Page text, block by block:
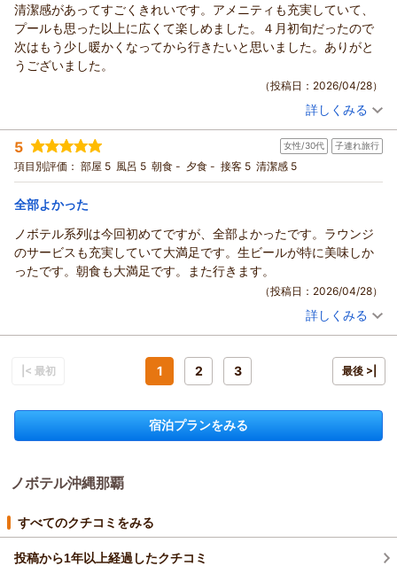
ました．部屋に戻ってシャワーを浴びた後，朝まで熟睡しまし
た．翌朝の朝食会場の「アヴァンセ」は子供連れの旅行者，若い
学生，海外の旅行客で大混雑です．非常に騒がしく落ち着いて食
べる雰囲気ではありません．料理の味も前回(2023年)に比べて落
ちたように感じました．ホテルを出て，首里城公園へ行きます．
事中)～東のアザナ～京の内～西のアザナを散策しました．首里城
公園を出て弁財天堂を見た後，真珠道の一部である金城町石畳道
を下ります．金城町の大アカギ～金城村屋～金城大樋川を散策し
ました．ホテルに戻って荷物を受け取り，予約していたレストラ
清潔感があってすごくきれいです。アメニティも充実していて、
プールも思った以上に広くて楽しめました。４月初旬だったので
次はもう少し暖かくなってから行きたいと思いました。ありがと
うございました。
（投稿日：2026/04/28）
投稿者： miruruさん(女性/30代)
宿泊プラン： 【じゃらんのお得な10日間】30日前限定最大15％OFF！最上
階ラウンジで過ごす大人旅☆朝食ブッフェ付！
ツイン
宿泊価格帯： 12,001～13,000円(大人一人あたり/税込)
詳しくみる
5 女性/30代 子連れ旅行
項目別評価： 部屋 5 風呂 5 朝食 - 夕食 - 接客 5 清潔感 5
全部よかった
ノボテル系列は今回初めてですが、全部よかったです。ラウンジ
のサービスも充実していて大満足です。生ビールが特に美味しか
ったです。朝食も大満足です。また行きます。
（投稿日：2026/04/28）
投稿者： miruruさん(女性/30代)
フィニティプールで満喫♪／素泊まり
ツイン 食事なし
9,001～10,000円(大人一人あたり/税込)
詳しくみる
|< 最初 1 2 3 最後 >|
宿泊プランをみる
ノボテル沖縄那覇
すべてのクチコミをみる
投稿から1年以上経過したクチコミ